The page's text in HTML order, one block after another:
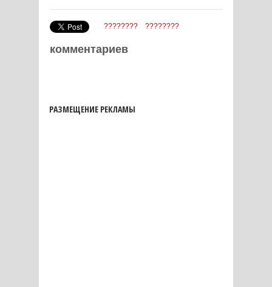
???????? ????????
комментариев
РАЗМЕЩЕНИЕ РЕКЛАМЫ